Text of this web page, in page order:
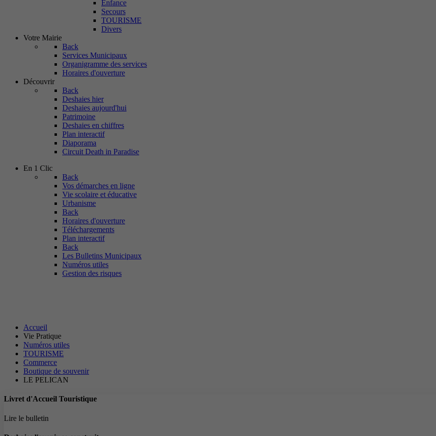
Enfance
Secours
TOURISME
Divers
Votre Mairie
Back
Services Municipaux
Organigramme des services
Horaires d'ouverture
Découvrir
Back
Deshaies hier
Deshaies aujourd'hui
Patrimoine
Deshaies en chiffres
Plan interactif
Diaporama
Circuit Death in Paradise
En 1 Clic
Back
Vos démarches en ligne
Vie scolaire et éducative
Urbanisme
Back
Horaires d'ouverture
Téléchargements
Plan interactif
Back
Les Bulletins Municipaux
Numéros utiles
Gestion des risques
Accueil
Vie Pratique
Numéros utiles
TOURISME
Commerce
Boutique de souvenir
LE PELICAN
Livret d'Accueil Touristique
Lire le bulletin